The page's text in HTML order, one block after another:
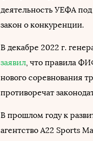
деятельность УЕФА
закон о конкуренции.
В декабре 2022 г.
заявил , что правила
нового соревнования
противоречат
В прошлом году к
агентство A22 Sports